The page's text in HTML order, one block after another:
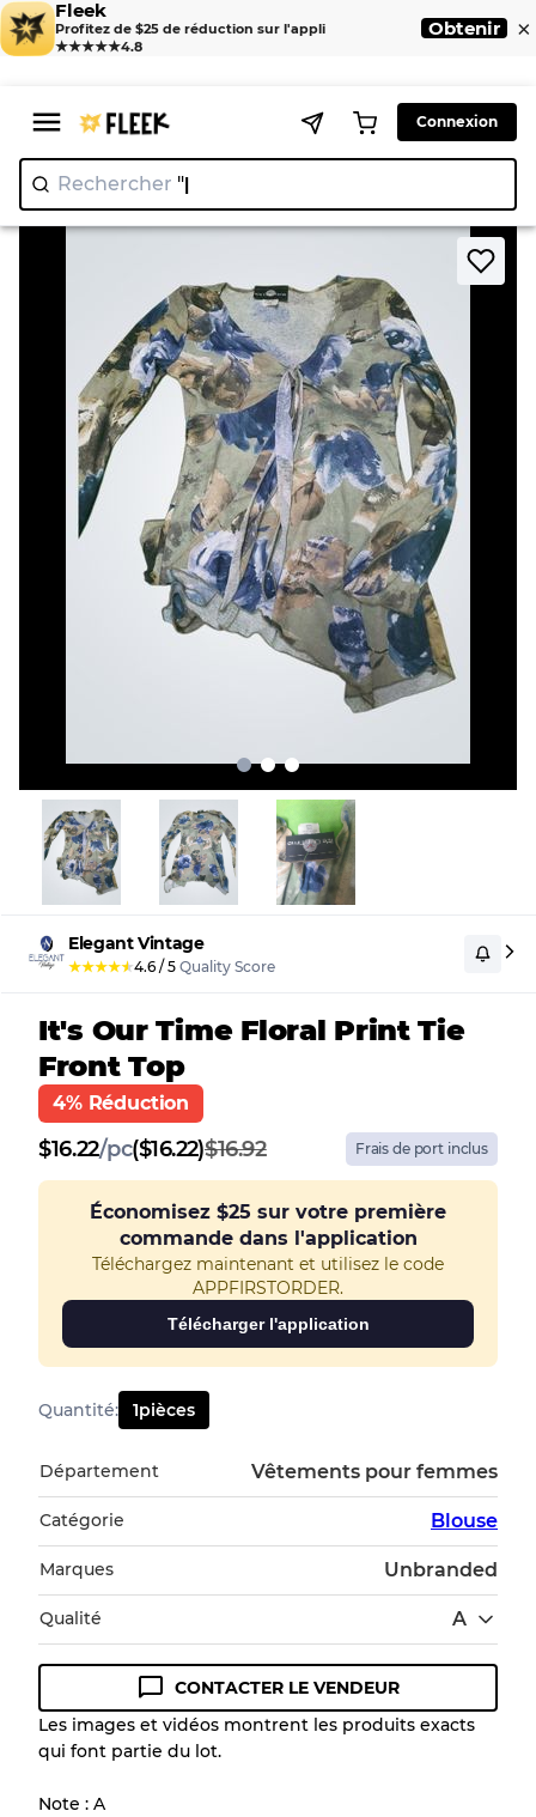
Fleek
Profitez de $25 de réduction sur l'appli
★★★★★4.8
Obtenir ×
Connexion
Rechercher "N
Home > Blouse > It's Our Time Floral Print Tie Front Top
Elegant Vintage
★★★★★4.6 / 5 Quality Score
It's Our Time Floral Print Tie
Front Top
4% Réduction
$16.22/pc($16.22)$16.92 Frais de port inclus
Économisez $25 sur votre première
commande dans l'application
Téléchargez maintenant et utilisez le code
APPFIRSTORDER.
Télécharger l'application
Quantité: 1pièces
Département Vêtements pour femmes
Catégorie Blouse
Marques Unbranded
Qualité A
Guide des conditions
Tous les produits incluent un niveau de
de chaque article avant l'achat.
CONTACTER LE VENDEUR
Les images et vidéos montrent les produits exacts
qui font partie du lot.
Note : A